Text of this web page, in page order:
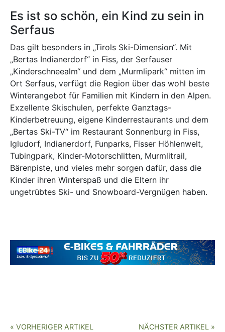
Es ist so schön, ein Kind zu sein in
Serfaus
Das gilt besonders in „Tirols Ski-Dimension“. Mit
„Bertas Indianerdorf“ in Fiss, der Serfauser
„Kinderschneealm“ und dem „Murmlipark“ mitten im
Ort Serfaus, verfügt die Region über das wohl beste
Winterangebot für Familien mit Kindern in den Alpen.
Exzellente Skischulen, perfekte Ganztags-
Kinderbetreuung, eigene Kinderrestaurants und dem
„Bertas Ski-TV“ im Restaurant Sonnenburg in Fiss,
Igludorf, Indianerdorf, Funparks, Fisser Höhlenwelt,
Tubingpark, Kinder-Motorschlitten, Murmlitrail,
Bärenpiste, und vieles mehr sorgen dafür, dass die
Kinder ihren Winterspaß und die Eltern ihr
ungetrübtes Ski- und Snowboard-Vergnügen haben.
NÄCHSTER ARTIKEL »
« VORHERIGER ARTIKEL